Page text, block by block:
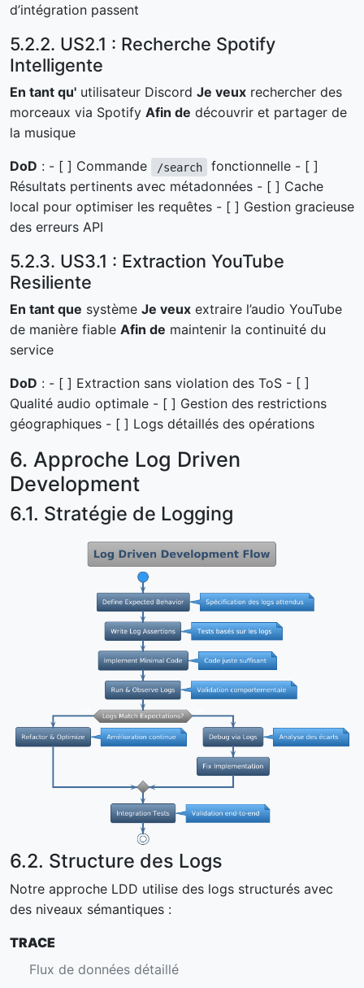
d’intégration passent
5.2.2. US2.1 : Recherche Spotify
Intelligente
En tant qu' utilisateur Discord Je veux rechercher des
morceaux via Spotify Afin de découvrir et partager de
la musique
DoD : - [ ] Commande /search
fonctionnelle - [ ]
Résultats pertinents avec métadonnées - [ ] Cache
local pour optimiser les requêtes - [ ] Gestion gracieuse
des erreurs API
5.2.3. US3.1 : Extraction YouTube
Resiliente
En tant que système Je veux extraire l’audio YouTube
de manière fiable Afin de maintenir la continuité du
service
DoD : - [ ] Extraction sans violation des ToS - [ ]
Qualité audio optimale - [ ] Gestion des restrictions
géographiques - [ ] Logs détaillés des opérations
6. Approche Log Driven
Development
6.1. Stratégie de Logging
6.2. Structure des Logs
Notre approche LDD utilise des logs structurés avec
des niveaux sémantiques :
TRACE
Flux de données détaillé